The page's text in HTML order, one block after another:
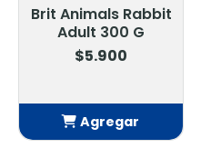
Brit Animals Rabbit
Adult 300 G
$5.900
Agregar